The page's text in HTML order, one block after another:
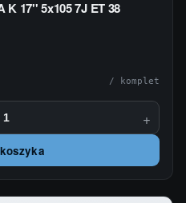
K 17'' 5x105 7J ET 38
/ komplet
+